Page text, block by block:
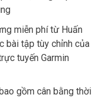
miễn phí từ Huấn
bài tập tùy chỉnh của
tuyến Garmin
gồm cân bằng thời